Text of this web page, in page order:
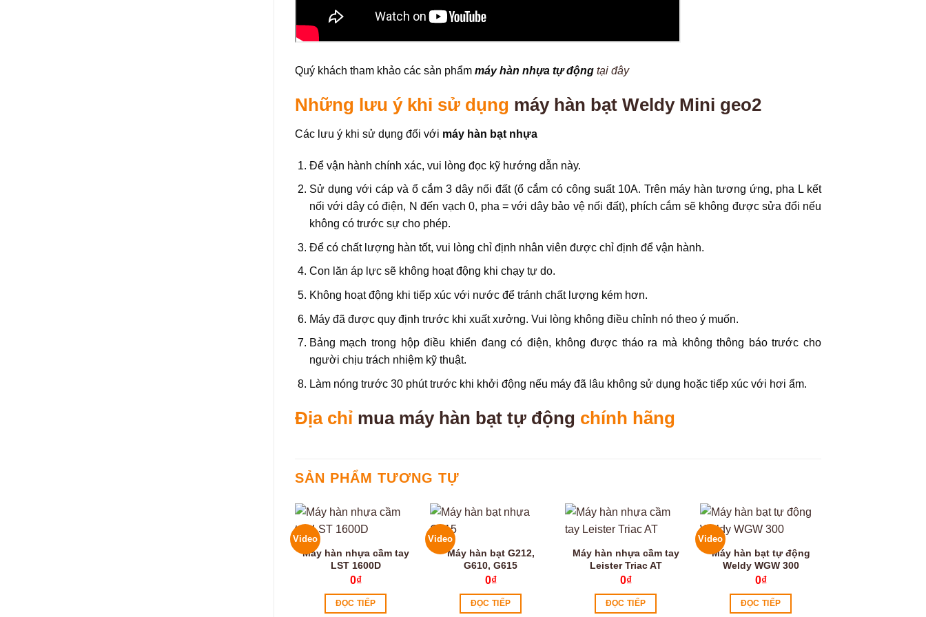
Quý khách tham khảo các sản phẩm máy hàn nhựa tự động tại đây
Những lưu ý khi sử dụng máy hàn bạt Weldy Mini geo2
Các lưu ý khi sử dụng đối với máy hàn bạt nhựa
Để vận hành chính xác, vui lòng đọc kỹ hướng dẫn này.
Sử dụng với cáp và ổ cắm 3 dây nối đất (ổ cắm có công suất 10A. Trên máy hàn tương ứng, pha L kết
nối với dây có điện, N đến vạch 0, pha = với dây bảo vệ nối đất), phích cắm sẽ không được sửa đổi nếu
không có trước sự cho phép.
Để có chất lượng hàn tốt, vui lòng chỉ định nhân viên được chỉ định để vận hành.
Con lăn áp lực sẽ không hoạt động khi chạy tự do.
Không hoạt động khi tiếp xúc với nước để tránh chất lượng kém hơn.
Máy đã được quy định trước khi xuất xưởng. Vui lòng không điều chỉnh nó theo ý muốn.
Bảng mạch trong hộp điều khiển đang có điện, không được tháo ra mà không thông báo trước cho
người chịu trách nhiệm kỹ thuật.
Làm nóng trước 30 phút trước khi khởi động nếu máy đã lâu không sử dụng hoặc tiếp xúc với hơi ẩm.
Địa chỉ mua máy hàn bạt tự động chính hãng
SẢN PHẨM TƯƠNG TỰ
Video
Máy hàn nhựa cầm tay
LST 1600D
0₫
ĐỌC TIẾP
Video
Máy hàn bạt G212,
G610, G615
0₫
ĐỌC TIẾP
Máy hàn nhựa cầm tay
Leister Triac AT
0₫
ĐỌC TIẾP
Video
Máy hàn bạt tự động
Weldy WGW 300
0₫
ĐỌC TIẾP